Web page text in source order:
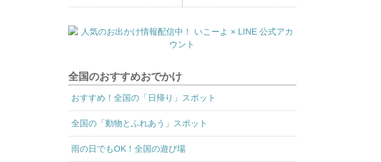
全国のおすすめおでかけ
おすすめ！全国の「日帰り」スポット
全国の「動物とふれあう」スポット
雨の日でもOK！全国の遊び場